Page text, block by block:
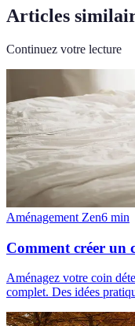
Articles
Continuez votre lecture
Aménagement Zen6 min
Comment créer un
Aménagez votre coin
complet. Des idées